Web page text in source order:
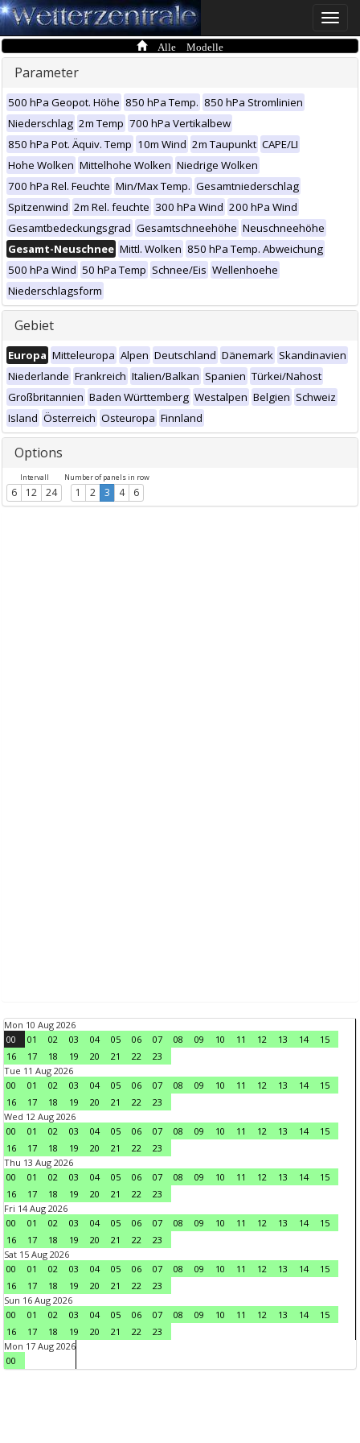
Toggle
Alle Modelle
Parameter
500 hPa Geopot. Höhe 850 hPa Temp. 850 hPa Stromlinien
Niederschlag 2m Temp 700 hPa Vertikalbew
850 hPa Pot. Äquiv. Temp 10m Wind 2m Taupunkt CAPE/LI
Hohe Wolken Mittelhohe Wolken Niedrige Wolken
700 hPa Rel. Feuchte Min/Max Temp. Gesamtniederschlag
Spitzenwind 2m Rel. feuchte 300 hPa Wind 200 hPa Wind
Gesamtbedeckungsgrad Gesamtschneehöhe Neuschneehöhe
Gesamt-Neuschnee Mittl. Wolken 850 hPa Temp. Abweichung
500 hPa Wind 50 hPa Temp Schnee/Eis Wellenhoehe
Niederschlagsform
Gebiet
Europa Mitteleuropa Alpen Deutschland Dänemark Skandinavien
Niederlande Frankreich Italien/Balkan Spanien Türkei/Nahost
Großbritannien Baden Württemberg Westalpen Belgien Schweiz
Island Österreich Osteuropa Finnland
Options
Intervall
6 12 24
Number of panels in row
1 2 3 4 6
Mon 10 Aug 2026
00
01 02 03 04 05 06 07 08 09 10 11 12 13 14
15
16
17 18 19 20 21 22
23
Tue 11 Aug 2026
00
01 02 03 04 05 06 07 08 09 10 11 12 13 14
15
16
17 18 19 20 21 22
23
Wed 12 Aug 2026
00
01 02 03 04 05 06 07 08 09 10 11 12 13 14
15
16
17 18 19 20 21 22
23
Thu 13 Aug 2026
00
01 02 03 04 05 06 07 08 09 10 11 12 13 14
15
16
17 18 19 20 21 22
23
Fri 14 Aug 2026
00
01 02 03 04 05 06 07 08 09 10 11 12 13 14
15
16
17 18 19 20 21 22
23
Sat 15 Aug 2026
00
01 02 03 04 05 06 07 08 09 10 11 12 13 14
15
16
17 18 19 20 21 22
23
Sun 16 Aug 2026
00
01 02 03 04 05 06 07 08 09 10 11 12 13 14
15
16
17 18 19 20 21 22
23
Mon 17 Aug 2026
00